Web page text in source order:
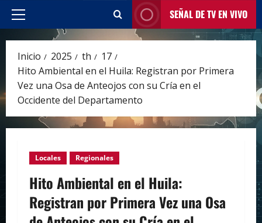
Menú
SEÑAL DE TV EN VIVO
Inicio 2025 th
17
Hito Ambiental en el Huila: Registran por Primera
Vez una Osa de Anteojos con su Cría en el
Occidente del Departamento
Locales Regionales
Hito Ambiental en el Huila:
Registran por Primera Vez una Osa